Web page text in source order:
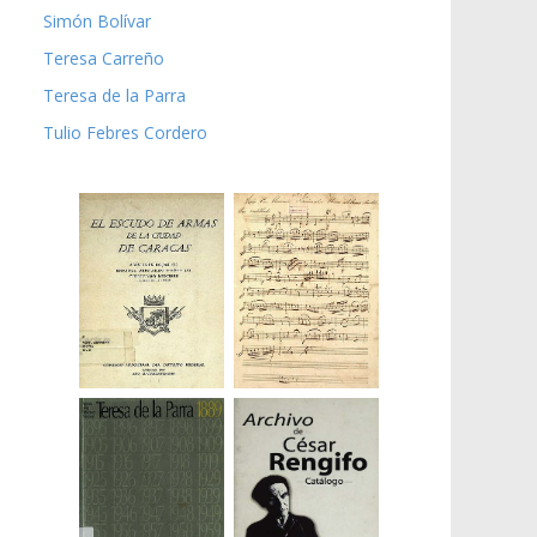
Simón Bolívar
Teresa Carreño
Teresa de la Parra
Tulio Febres Cordero